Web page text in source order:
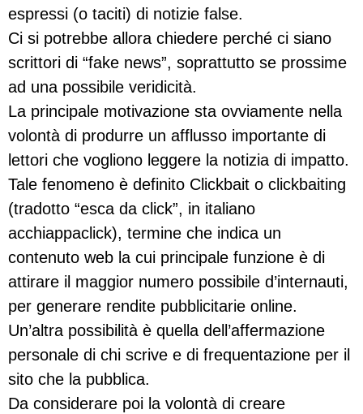
espressi (o taciti) di notizie false.
Ci si potrebbe allora chiedere perché ci siano
scrittori di “fake news”, soprattutto se prossime
ad una possibile veridicità.
La principale motivazione sta ovviamente nella
volontà di produrre un afflusso importante di
lettori che vogliono leggere la notizia di impatto.
Tale fenomeno è definito Clickbait o clickbaiting
(tradotto “esca da click”, in italiano
acchiappaclick), termine che indica un
contenuto web la cui principale funzione è di
attirare il maggior numero possibile d’internauti,
per generare rendite pubblicitarie online.
Un’altra possibilità è quella dell’affermazione
personale di chi scrive e di frequentazione per il
sito che la pubblica.
Da considerare poi la volontà di creare